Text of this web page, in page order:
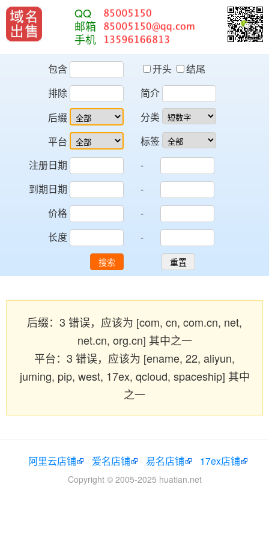
QQ
邮箱
手机
包含 开头
结尾
排除
简介
后缀
平台
分类
标签
注册日期
-
到期日期
-
价格
-
长度
-
搜索 重置
后缀：3 错误，应该为 [com, cn, com.cn, net,
net.cn, org.cn] 其中之一
平台：3 错误，应该为 [ename, 22, aliyun,
juming, pip, west, 17ex, qcloud, spaceship] 其中
之一
阿里云店铺 爱名店铺 易名店铺 17ex店铺
Copyright © 2005-2025 huatian.net